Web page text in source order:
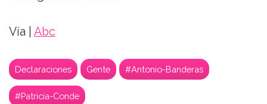
Vía | Abc
Declaraciones Gente #Antonio-Banderas
#Patricia-Conde